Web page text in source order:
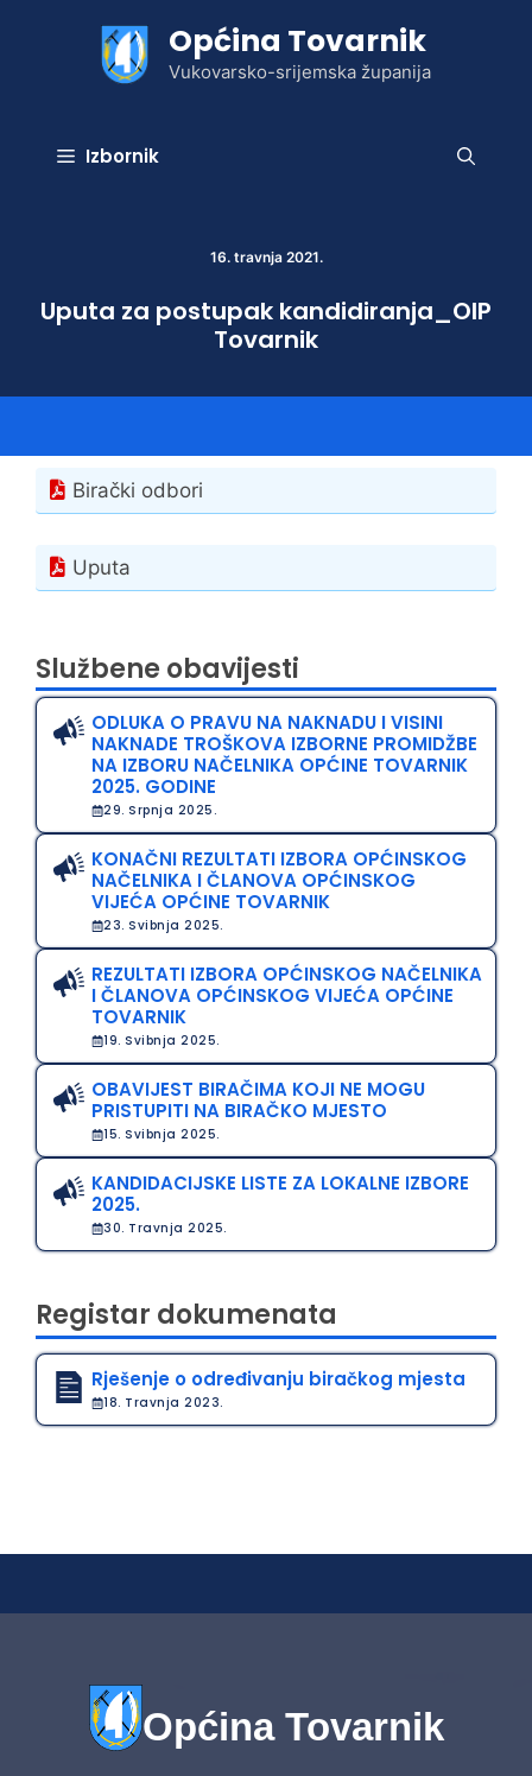
Općina Tovarnik
Vukovarsko-srijemska županija
Izbornik
16. travnja 2021.
Uputa za postupak kandidiranja_OIP
Tovarnik
Birački odbori
Uputa
Službene obavijesti
ODLUKA O PRAVU NA NAKNADU I VISINI
NAKNADE TROŠKOVA IZBORNE PROMIDŽBE
NA IZBORU NAČELNIKA OPĆINE TOVARNIK
2025. GODINE
29. Srpnja 2025.
KONAČNI REZULTATI IZBORA OPĆINSKOG
NAČELNIKA I ČLANOVA OPĆINSKOG
VIJEĆA OPĆINE TOVARNIK
23. Svibnja 2025.
REZULTATI IZBORA OPĆINSKOG NAČELNIKA
I ČLANOVA OPĆINSKOG VIJEĆA OPĆINE
TOVARNIK
19. Svibnja 2025.
OBAVIJEST BIRAČIMA KOJI NE MOGU
PRISTUPITI NA BIRAČKO MJESTO
15. Svibnja 2025.
KANDIDACIJSKE LISTE ZA LOKALNE IZBORE
2025.
30. Travnja 2025.
Registar dokumenata
Rješenje o određivanju biračkog mjesta
18. Travnja 2023.
Općina Tovarnik